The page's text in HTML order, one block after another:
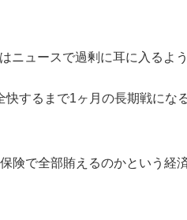
ニュースで過剰に耳に入るよ
するまで1ヶ月の長期戦にな
険で全部賄えるのかという経